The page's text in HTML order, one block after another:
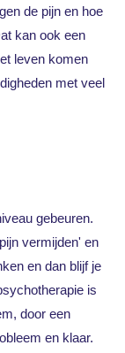
de pijn en hoe
kan ook een
leven komen
met veel
gebeuren.
vermijden' en
en dan blijf je
is
door een
en klaar.